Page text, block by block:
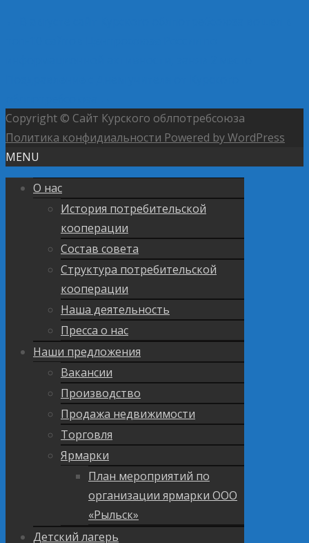
Copyright © Сайт Курского облпотребсоюза
Политика конфидиальности Powered by WordPress
MENU
О нас
История потребительской
кооперации
Состав совета
Структура потребительской
кооперации
Наша деятельность
Пресса о нас
Наши предложения
Вакансии
Производство
Продажа недвижимости
Торговля
Ярмарки
План мероприятий по
организации ярмарки ООО
«Рыльск»
Детский лагерь